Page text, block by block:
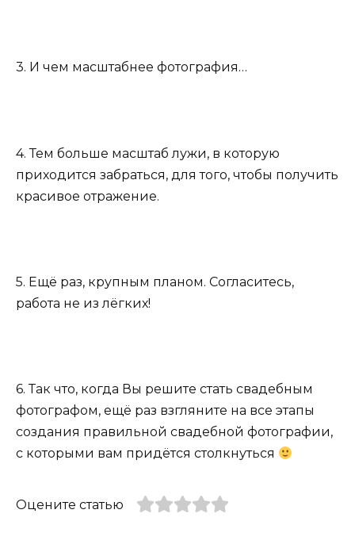
3. И чем масштабнее фотография…
4. Тем больше масштаб лужи, в которую
приходится забраться, для того, чтобы получить
красивое отражение.
5. Ещё раз, крупным планом. Согласитесь,
работа не из лёгких!
6. Так что, когда Вы решите стать свадебным
фотографом, ещё раз взгляните на все этапы
создания правильной свадебной фотографии,
с которыми вам придётся столкнуться
Оцените статью